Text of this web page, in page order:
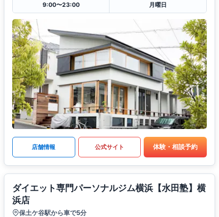
9:00〜23:00
月曜日
店舗情報 公式サイト 体験・相談予約
ダイエット専門パーソナルジム横浜【水田塾】横
浜店
保土ケ谷駅から車で5分